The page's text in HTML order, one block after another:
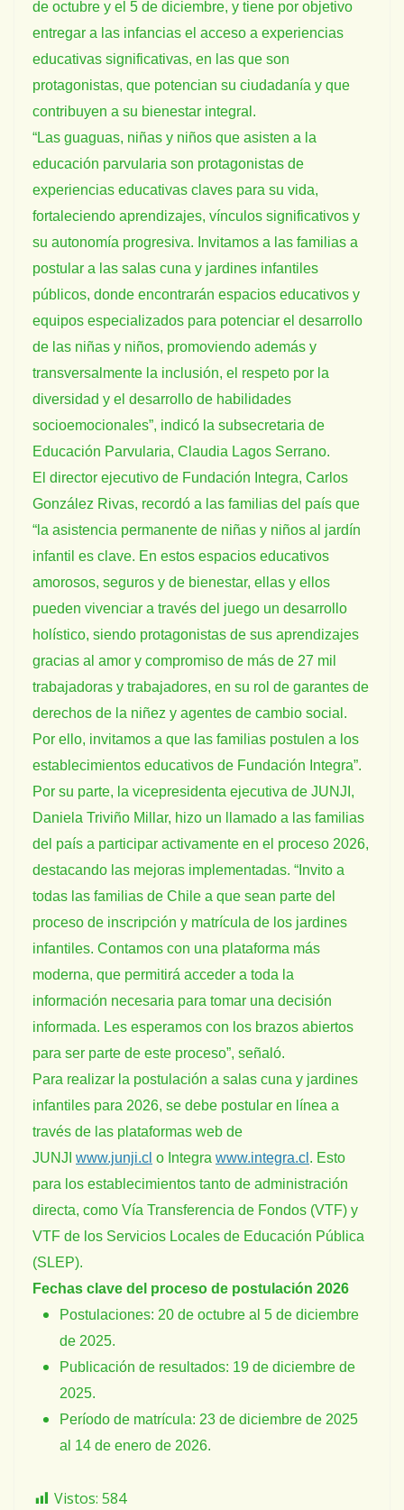
de octubre y el 5 de diciembre, y tiene por objetivo
entregar a las infancias el acceso a experiencias
educativas significativas, en las que son
protagonistas, que potencian su ciudadanía y que
contribuyen a su bienestar integral.
“Las guaguas, niñas y niños que asisten a la
educación parvularia son protagonistas de
experiencias educativas claves para su vida,
fortaleciendo aprendizajes, vínculos significativos y
su autonomía progresiva. Invitamos a las familias a
postular a las salas cuna y jardines infantiles
públicos, donde encontrarán espacios educativos y
equipos especializados para potenciar el desarrollo
de las niñas y niños, promoviendo además y
transversalmente la inclusión, el respeto por la
diversidad y el desarrollo de habilidades
socioemocionales”, indicó la subsecretaria de
Educación Parvularia, Claudia Lagos Serrano.
El director ejecutivo de Fundación Integra, Carlos
González Rivas, recordó a las familias del país que
“la asistencia permanente de niñas y niños al jardín
infantil es clave. En estos espacios educativos
amorosos, seguros y de bienestar, ellas y ellos
pueden vivenciar a través del juego un desarrollo
holístico, siendo protagonistas de sus aprendizajes
gracias al amor y compromiso de más de 27 mil
trabajadoras y trabajadores, en su rol de garantes de
derechos de la niñez y agentes de cambio social.
Por ello, invitamos a que las familias postulen a los
establecimientos educativos de Fundación Integra”.
Por su parte, la vicepresidenta ejecutiva de JUNJI,
Daniela Triviño Millar, hizo un llamado a las familias
del país a participar activamente en el proceso 2026,
destacando las mejoras implementadas. “Invito a
todas las familias de Chile a que sean parte del
proceso de inscripción y matrícula de los jardines
infantiles. Contamos con una plataforma más
moderna, que permitirá acceder a toda la
información necesaria para tomar una decisión
informada. Les esperamos con los brazos abiertos
para ser parte de este proceso”, señaló.
Para realizar la postulación a salas cuna y jardines
infantiles para 2026, se debe postular en línea a
través de las plataformas web de
JUNJI www.junji.cl o Integra www.integra.cl . Esto
para los establecimientos tanto de administración
directa, como Vía Transferencia de Fondos (VTF) y
VTF de los Servicios Locales de Educación Pública
(SLEP).
Fechas clave del proceso de postulación 2026
Postulaciones: 20 de octubre al 5 de diciembre
de 2025.
Publicación de resultados: 19 de diciembre de
2025.
Período de matrícula: 23 de diciembre de 2025
al 14 de enero de 2026.
Vistos: 584